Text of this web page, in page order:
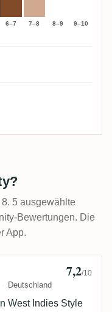
6–7 7–8 8–9 9–10
5 ausgewählte
Bewertungen. Die
App.
Deutschland
7,2/10
West Indies Style